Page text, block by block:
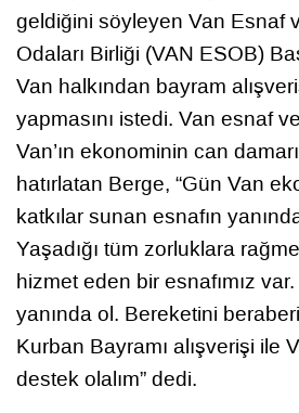
geldiğini söyleyen Van Esnaf
Odaları Birliği (VAN ESOB)
Van halkından bayram
yapmasını istedi. Van esnaf
Van’ın ekonominin can
hatırlatan Berge, “Gün Van
katkılar sunan esnafın
Yaşadığı tüm zorluklara
hizmet eden bir esnafımız
yanında ol. Bereketini
Kurban Bayramı alışverişi ile
destek olalım” dedi.